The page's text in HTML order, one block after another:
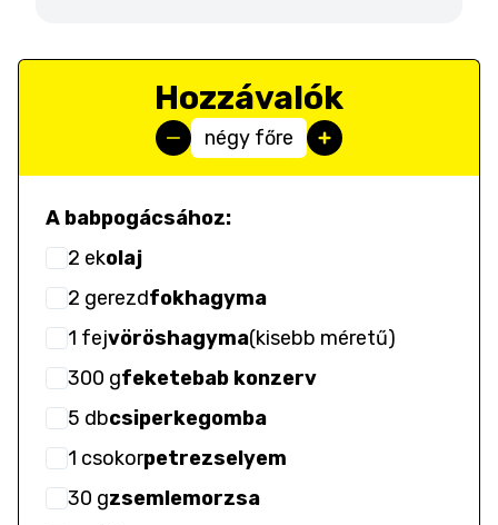
Hozzávalók
négy főre
A babpogácsához:
2 ekolaj
2 gerezdfokhagyma
1 fejvöröshagyma(kisebb méretű)
300 gfeketebab konzerv
5 dbcsiperkegomba
1 csokorpetrezselyem
30 gzsemlemorzsa